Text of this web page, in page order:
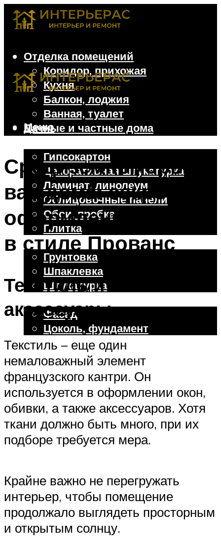
Отделка помещений
Коридор, прихожая
Кухня
Балкон, лоджия
Ванная, туалет
Дачные и частные дома
Гипсокартон
Декоративная штукатурка
Ламинат, линолеум
Облицовочные панели
Обои, пробка
Плитка
Отделочные работы
Грунтовка
Шпаклевка
Штукатурка
Фасад
Цоколь, фундамент
Меню
Меню
Средиземноморье у
вас дома: секреты
оформления кухни
в стиле Прованс
Текстиль и
аксессуары
Текстиль – еще один
немаловажный элемент
французского кантри. Он
используется в оформлении окон,
обивки, а также аксессуаров. Хотя
ткани должно быть много, при их
подборе требуется мера.
Крайне важно не перегружать
интерьер, чтобы помещение
продолжало выглядеть просторным
и открытым солнцу.